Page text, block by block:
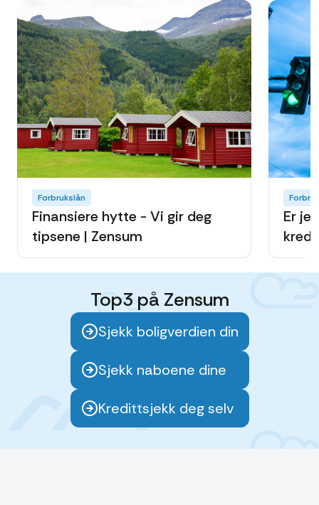
Forbrukslån
Finansiere hytte - Vi gir deg
tipsene | Zensum
Er
Top3 på Zensum
Sjekk boligverdien din
Sjekk naboene dine
Kredittsjekk deg selv